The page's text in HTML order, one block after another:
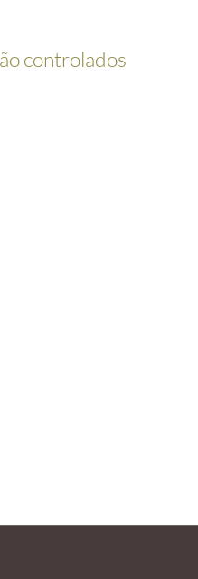
controlados